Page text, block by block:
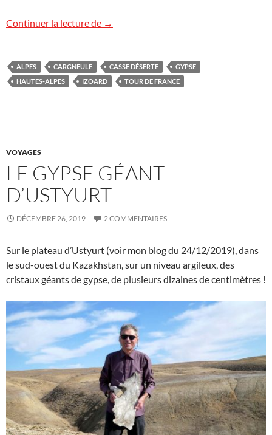
Continuer la lecture de Col d’Izoard, Alpes
→
ALPES CARGNEULE CASSE DÉSERTE
GYPSE
HAUTES-ALPES
IZOARD TOUR DE FRANCE
VOYAGES
LE GYPSE GÉANT
D’USTYURT
DÉCEMBRE 26, 2019 2 COMMENTAIRES
Sur le plateau d’Ustyurt (voir mon blog du 24/12/2019), dans
le sud-ouest du Kazakhstan, sur un niveau argileux, des
cristaux géants de gypse, de plusieurs dizaines de centimètres !